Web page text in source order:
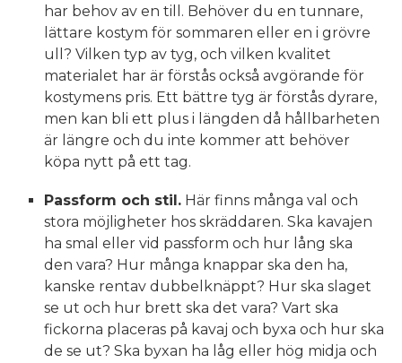
har behov av en till. Behöver du en tunnare,
lättare kostym för sommaren eller en i grövre
ull? Vilken typ av tyg, och vilken kvalitet
materialet har är förstås också avgörande för
kostymens pris. Ett bättre tyg är förstås dyrare,
men kan bli ett plus i längden då hållbarheten
är längre och du inte kommer att behöver
köpa nytt på ett tag.
Passform och stil. Här finns många val och
stora möjligheter hos skräddaren. Ska kavajen
ha smal eller vid passform och hur lång ska
den vara? Hur många knappar ska den ha,
kanske rentav dubbelknäppt? Hur ska slaget
se ut och hur brett ska det vara? Vart ska
fickorna placeras på kavaj och byxa och hur ska
de se ut? Ska byxan ha låg eller hög midja och